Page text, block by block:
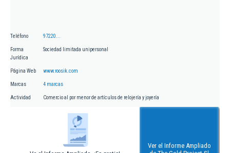
Teléfono 97220...
Forma
Jurídica
Sociedad limitada unipersonal
Página Web www.roosik.com
Marcas 4 marcas
Actividad Comercio al por menor de artículos de relojería y joyería
Ver el Informe Ampliado